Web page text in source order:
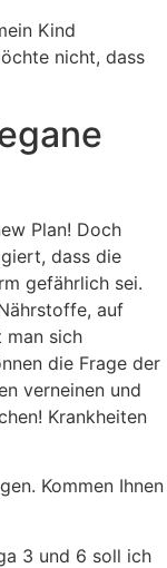
Kind
nicht, dass
Plan! Doch
dass die
gefährlich sei.
auf
man sich
die Frage der
verneinen und
Krankheiten
Kommen Ihnen
3 und 6 soll ich